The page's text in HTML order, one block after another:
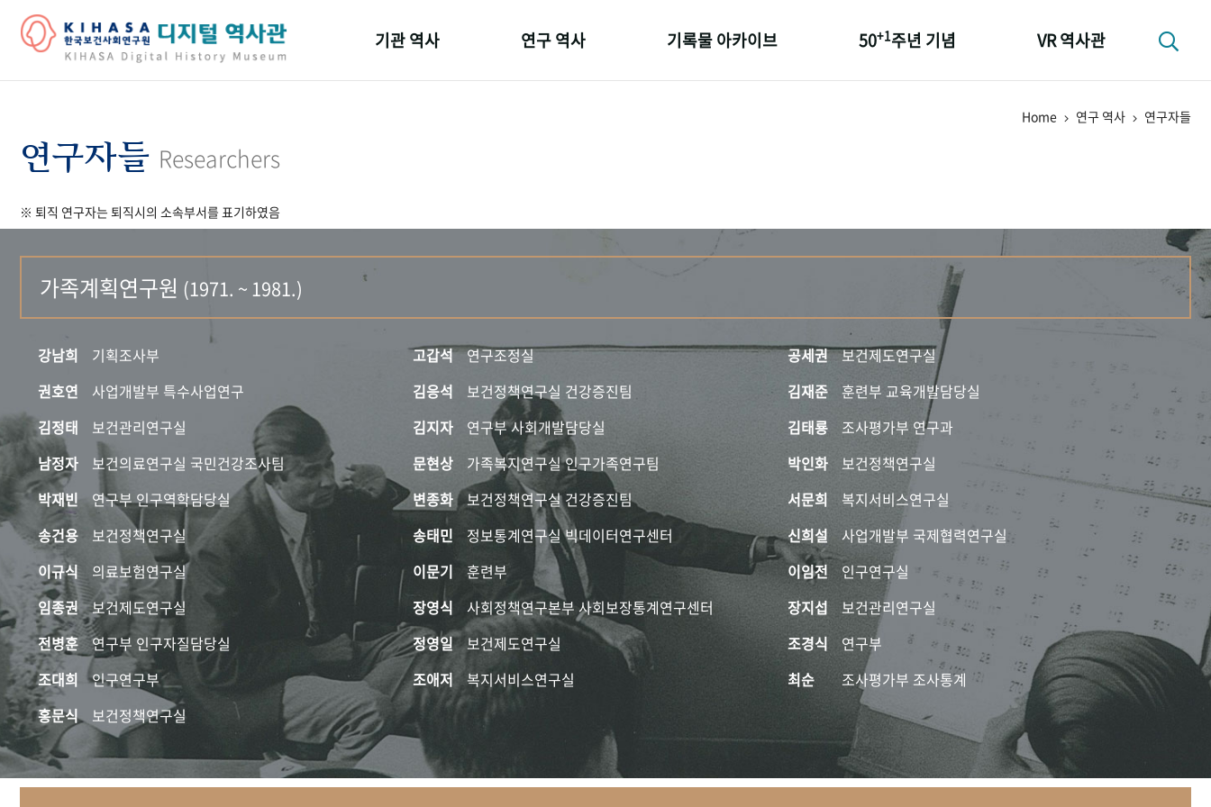
기관 역사 연구 역사 기록물 아카이브 50+1주년 기념 VR 역사관
Home 연구 역사 연구자들
연구자들 Researchers
※ 퇴직 연구자는 퇴직시의 소속부서를 표기하였음
가족계획연구원 (1971. ~ 1981.)
강남희 기획조사부 고갑석 연구조정실 공세권
보건제도연구실
권호연
사업개발부 특수사업연구 김응석 보건정책연구실 건강증진팀 김재준
훈련부 교육개발담당실
김정태
보건관리연구실 김지자 연구부 사회개발담당실 김태룡
조사평가부 연구과
남정자
보건의료연구실 국민건강조사팀 문현상 가족복지연구실 인구가족연구팀 박인화
보건정책연구실
박재빈
연구부 인구역학담당실 변종화 보건정책연구실 건강증진팀 서문희
복지서비스연구실
송건용
보건정책연구실 송태민 정보통계연구실 빅데이터연구센터 신희설
사업개발부 국제협력연구실
이규식
의료보험연구실 이문기 훈련부 이임전
인구연구실
임종권
보건제도연구실 장영식 사회정책연구본부 사회보장통계연구센터 장지섭
보건관리연구실
전병훈
연구부 인구자질담당실 정영일 보건제도연구실 조경식
연구부
조대희
인구연구부 조애저 복지서비스연구실 최순
조사평가부 조사통계
홍문식
보건정책연구실